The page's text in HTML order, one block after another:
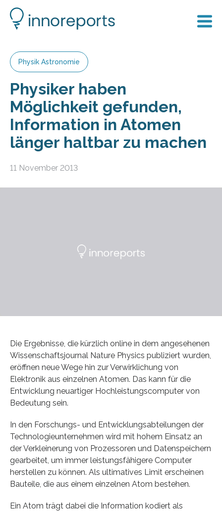
Physik Astronomie
Physiker haben
Möglichkeit gefunden,
Information in Atomen
länger haltbar zu machen
11 November 2013
Die Ergebnisse, die kürzlich online in dem angesehenen
Wissenschaftsjournal Nature Physics publiziert wurden,
eröffnen neue Wege hin zur Verwirklichung von
Elektronik aus einzelnen Atomen. Das kann für die
Entwicklung neuartiger Hochleistungscomputer von
Bedeutung sein.
In den Forschungs- und Entwicklungsabteilungen der
Technologieunternehmen wird mit hohem Einsatz an
der Verkleinerung von Prozessoren und Datenspeichern
gearbeitet, um immer leistungsfähigere Computer
herstellen zu können. Als ultimatives Limit erscheinen
Bauteile, die aus einem einzelnen Atom bestehen.
Ein Atom trägt dabei die Information kodiert als